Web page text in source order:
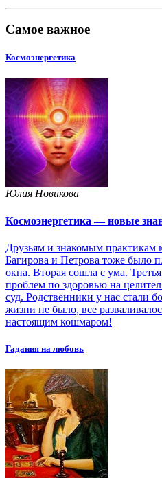
Самое важное
Космоэнергетика
Юлия Новикова
Космоэнергетика — новые
Друзьям и знакомым практикам
Багирова и Петрова тоже было
окна. Вторая сошла с ума.
проблем по здоровью на
суд. Родственники у нас стали
жизни не было, все
настоящим кошмаром!
Гадания на любовь